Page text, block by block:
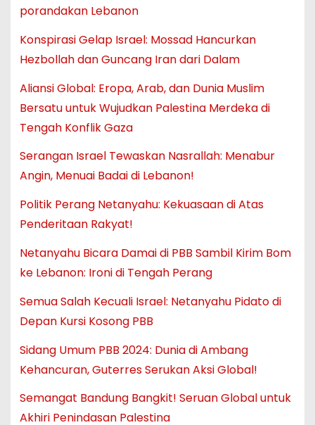
porandakan Lebanon
Konspirasi Gelap Israel: Mossad Hancurkan
Hezbollah dan Guncang Iran dari Dalam
Aliansi Global: Eropa, Arab, dan Dunia Muslim
Bersatu untuk Wujudkan Palestina Merdeka di
Tengah Konflik Gaza
Serangan Israel Tewaskan Nasrallah: Menabur
Angin, Menuai Badai di Lebanon!
Politik Perang Netanyahu: Kekuasaan di Atas
Penderitaan Rakyat!
Netanyahu Bicara Damai di PBB Sambil Kirim Bom
ke Lebanon: Ironi di Tengah Perang
Semua Salah Kecuali Israel: Netanyahu Pidato di
Depan Kursi Kosong PBB
Sidang Umum PBB 2024: Dunia di Ambang
Kehancuran, Guterres Serukan Aksi Global!
Semangat Bandung Bangkit! Seruan Global untuk
Akhiri Penindasan Palestina